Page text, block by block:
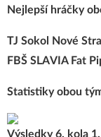
Nejlepší hráčky
TJ Sokol Nové
FBŠ SLAVIA Fat
Statistiky obou
Výsledky 6. kola